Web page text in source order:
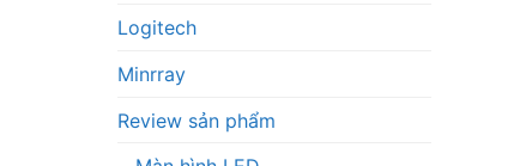
Logitech
Minrray
Review sản phẩm